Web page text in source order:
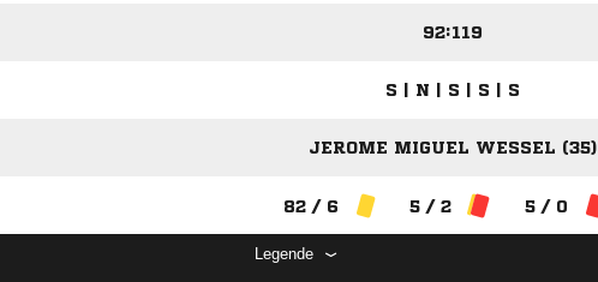
92:119
S | N | S | S | S
JEROME MIGUEL WESSEL (35)
82 / 6 5 / 2 5 / 0
Legende